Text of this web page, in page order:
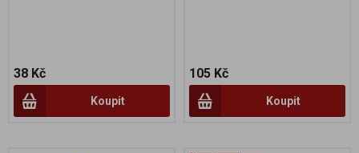
38 Kč
Koupit
105 Kč
Koupit